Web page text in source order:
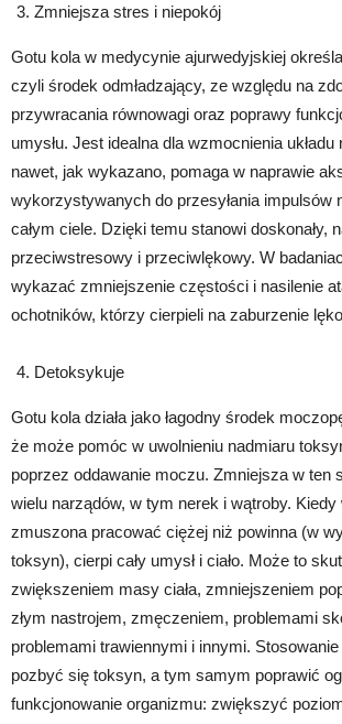
Zmniejsza stres i niepokój
Gotu kola w medycynie ajurwedyjskiej
czyli środek odmładzający, ze względu na
przywracania równowagi oraz poprawy
umysłu. Jest idealna dla wzmocnienia układu
nawet, jak wykazano, pomaga w naprawie
wykorzystywanych do przesyłania impulsów
całym ciele. Dzięki temu stanowi doskonały,
przeciwstresowy i przeciwlękowy. W
wykazać zmniejszenie częstości i nasilenie
ochotników, którzy cierpieli na zaburzenie
Detoksykuje
Gotu kola działa jako łagodny środek
że może pomóc w uwolnieniu nadmiaru
poprzez oddawanie moczu. Zmniejsza w ten
wielu narządów, w tym nerek i wątroby. Kiedy
zmuszona pracować ciężej niż powinna (w
toksyn), cierpi cały umysł i ciało. Może to
zwiększeniem masy ciała, zmniejszeniem
złym nastrojem, zmęczeniem, problemami
problemami trawiennymi i innymi.
pozbyć się toksyn, a tym samym poprawić
funkcjonowanie organizmu: zwiększyć